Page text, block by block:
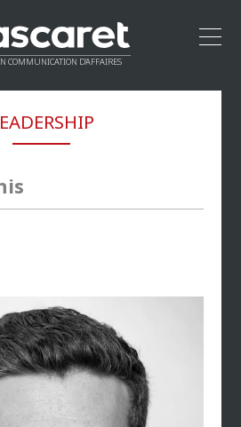
COMMUNICATION D’AFFAIRES